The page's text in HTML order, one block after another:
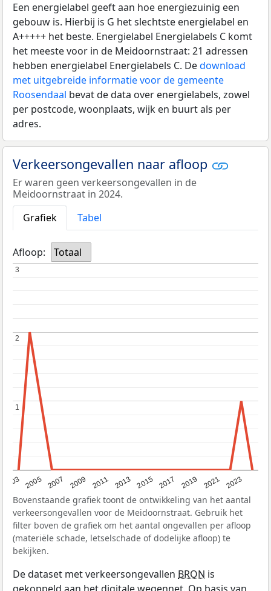
Een energielabel geeft aan hoe energiezuinig een
gebouw is. Hierbij is G het slechtste energielabel en
A+++++ het beste. Energielabel Energielabels C komt
het meeste voor in de Meidoornstraat: 21 adressen
hebben energielabel Energielabels C. Dedownload
met uitgebreide informatie voor de gemeente
Roosendaal bevat de data over energielabels, zowel
per postcode, woonplaats, wijk en buurt als per
adres.
Verkeersongevallen naar afloop
Er waren geen verkeersongevallen in de
Meidoornstraat in 2024.
Grafiek
Tabel
Afloop: Totaal
2003 2005 2007 2009 2011 2013 2015 2017 2019 2021 2023
1
1
2
2
3
3
Bovenstaande grafiek toont de ontwikkeling van het aantal
verkeersongevallen voor de Meidoornstraat. Gebruik het
filter boven de grafiek om het aantal ongevallen per afloop
(materiële schade, letselschade of dodelijke afloop) te
bekijken.
De dataset met verkeersongevallen BRON is